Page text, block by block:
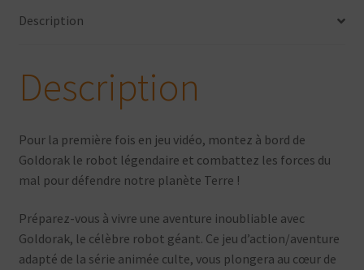
Description
Description
Pour la première fois en jeu vidéo, montez à bord de
Goldorak le robot légendaire et combattez les forces du
mal pour défendre notre planète Terre !
Préparez-vous à vivre une aventure inoubliable avec
Goldorak, le célèbre robot géant. Ce jeu d’action/aventure
adapté de la série animée culte, vous plongera au cœur de